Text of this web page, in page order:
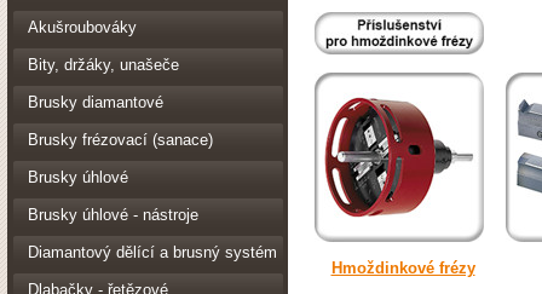
Akušroubováky
Bity, držáky, unašeče
Brusky diamantové
Brusky frézovací (sanace)
Brusky úhlové
Brusky úhlové - nástroje
Diamantový dělící a brusný systém
Dlabačky - řetězové
Hmoždinkové frézy